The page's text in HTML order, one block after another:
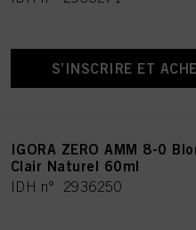
S’INSCRIRE ET
IGORA ZERO AMM 8-0
Clair Naturel 60ml
IDH n° 2936250